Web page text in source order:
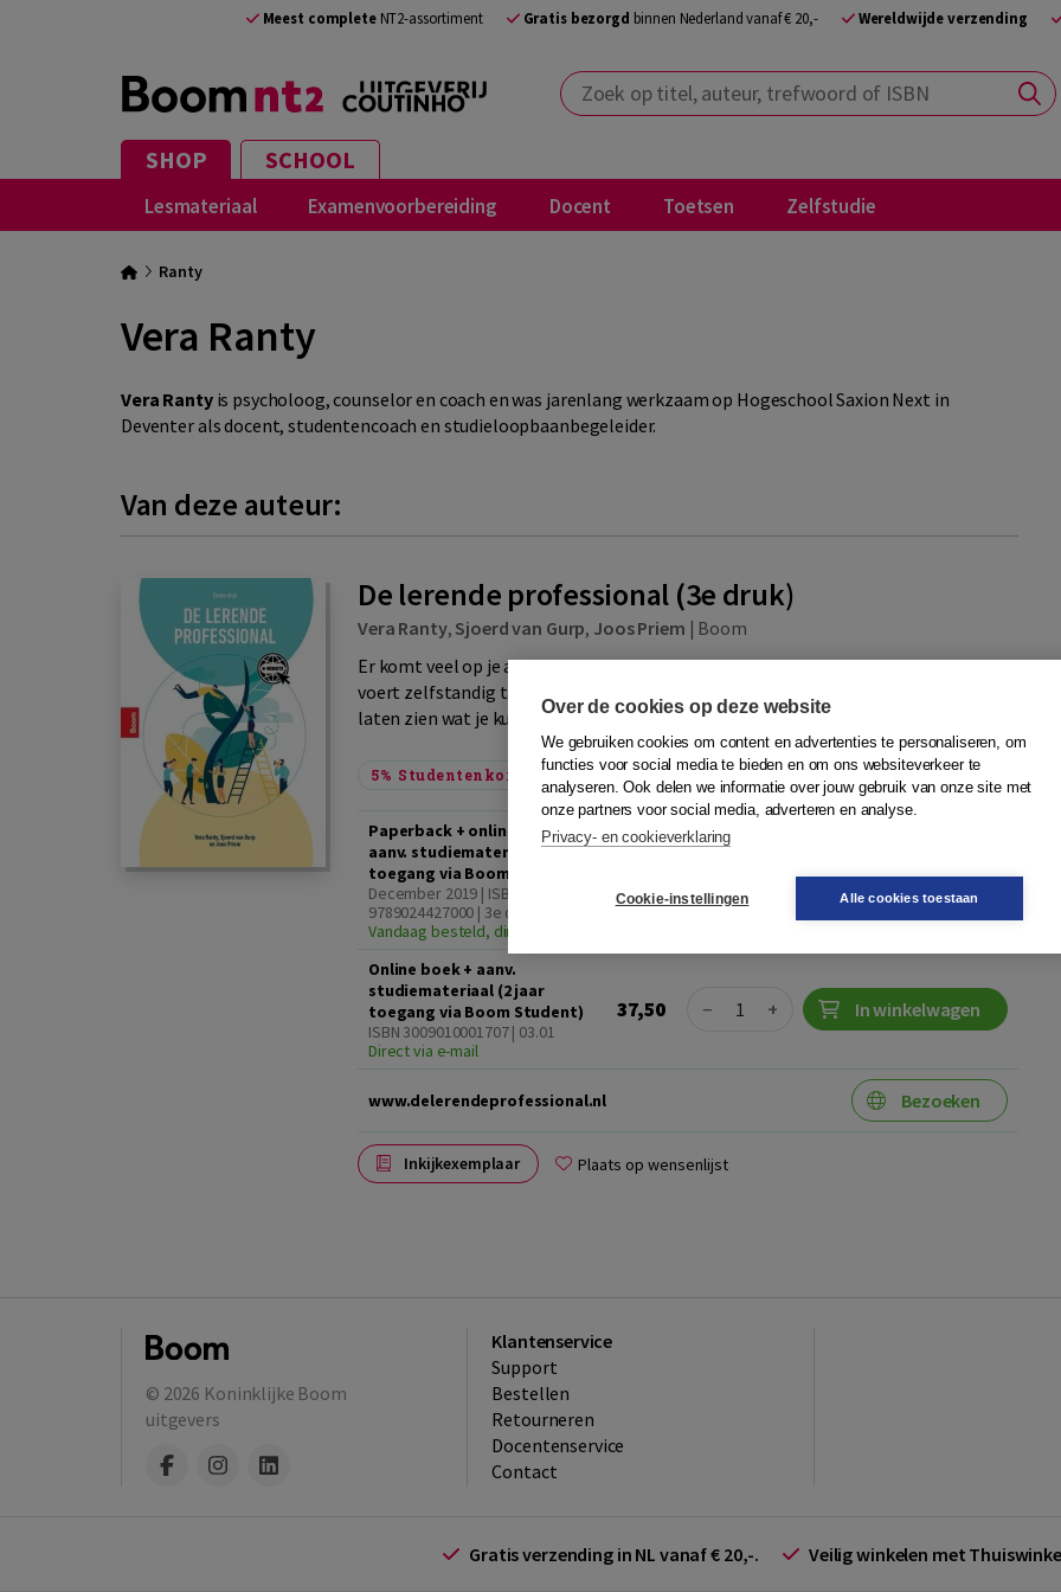
Meest completeNT2-assortiment Gratis bezorgd binnen Nederland vanaf € 20,- Wereldwijde verzending
Zoek op titel, auteur, trefwoord of ISBN
SHOP SCHOOL
Lesmateriaal Examenvoorbereiding Docent Toetsen Zelfstudie
Ranty
Vera Ranty
Vera Rantyis psycholoog, counselor en coach en was jarenlang werkzaam op Hogeschool Saxion Next in
Deventer als docent, studentencoach en studieloopbaanbegeleider.
Van deze auteur:
De lerende professional (3e druk)
Vera Ranty, Sjoerd van Gurp, Joos Priem | Boom
Er komt veel op je af wanneer je na je studie aan de slag gaat als professional. Je
voert zelfstandig taken uit, neemt beslissingen, overlegt met collega’s en je wilt
laten zien wat je kunt. Op je ...Meer
5% Studentenkorting
Paperback + online boek +
aanv. studiemateriaal (2 jaar
toegang via Boom Student)
December 2019 | ISBN
9789024427000 | 3e druk
Vandaag besteld, dinsdag in huis
In winkelwagen
Online boek + aanv.
studiemateriaal (2 jaar
toegang via Boom Student)
ISBN 3009010001707 | 03.01
Direct via e-mail
37,50 Quantity
− + In winkelwagen
www.delerendeprofessional.nl Bezoeken
Inkijkexemplaar Plaats op wensenlijst
© 2026 Koninklijke Boom
uitgevers
Klantenservice
Support
Bestellen
​Retourneren
Docentenservice
Contact
Gratis verzending in NL vanaf € 20,-. Veilig winkelen met
Over de cookies op deze website
We gebruiken cookies om content en advertenties te personaliseren, om
functies voor social media te bieden en om ons websiteverkeer te
analyseren. Ook delen we informatie over jouw gebruik van onze site met
onze partners voor social media, adverteren en analyse.
Privacy- en cookieverklaring
Cookie-instellingen Alle cookies toestaan